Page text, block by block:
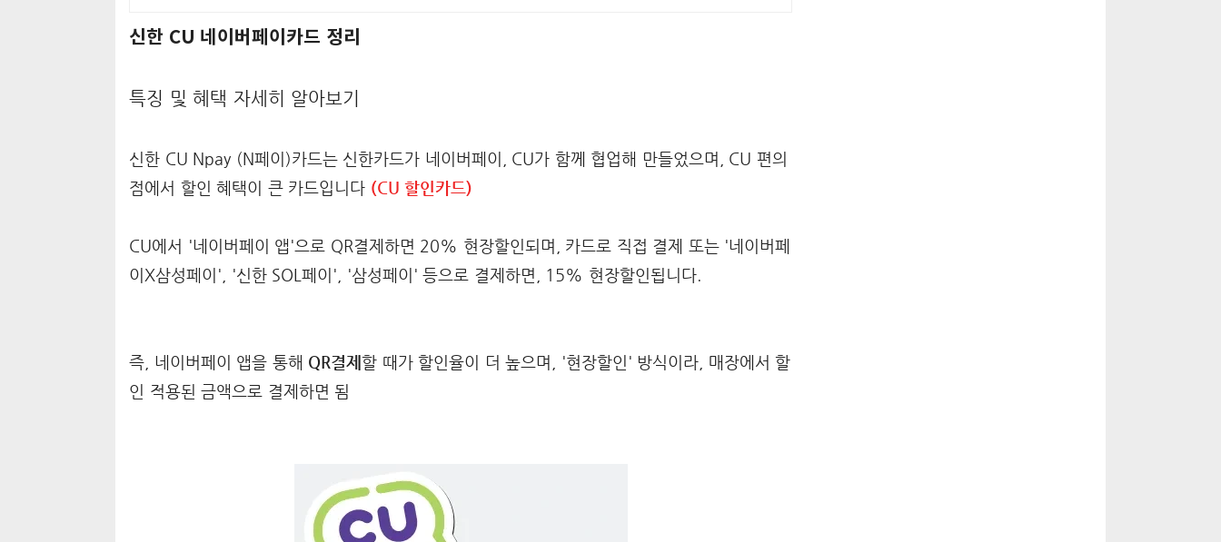
신한 CU 네이버페이카드 정리
특징 및 혜택 자세히 알아보기
신한 CU Npay (N페이)카드는 신한카드가 네이버페이, CU가 함께 협업해 만들었으며, CU 편의
점에서 할인 혜택이 큰 카드입니다 (CU 할인카드)
CU에서 '네이버페이 앱'으로 QR결제하면 20% 현장할인되며, 카드로 직접 결제 또는 '네이버페
이X삼성페이', '신한 SOL페이', '삼성페이' 등으로 결제하면, 15% 현장할인됩니다.
즉, 네이버페이 앱을 통해 QR결제 할 때가 할인율이 더 높으며, '현장할인' 방식이라, 매장에서 할
인 적용된 금액으로 결제하면 됨